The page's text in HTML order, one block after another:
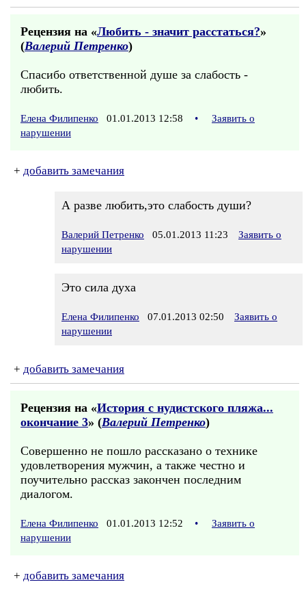
Рецензия на «Любить - значит расстаться?»
(Валерий Петренко)
Спасибо ответственной душе за слабость -
любить.
Елена Филипенко 01.01.2013 12:58 •
Заявить о
нарушении
+ добавить замечания
А разве любить,это слабость души?
Валерий Петренко 05.01.2013 11:23
Заявить о
нарушении
Это сила духа
Елена Филипенко 07.01.2013 02:50
Заявить о
нарушении
+ добавить замечания
Рецензия на «История с нудистского пляжа...
окончание 3» (Валерий Петренко)
Совершенно не пошло рассказано о технике
удовлетворения мужчин, а также честно и
поучительно рассказ закончен последним
диалогом.
Елена Филипенко 01.01.2013 12:52 •
Заявить о
нарушении
+ добавить замечания